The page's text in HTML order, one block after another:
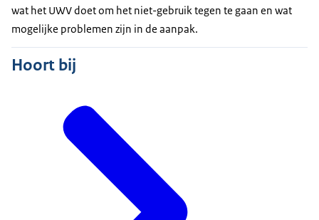
wat het UWV doet om het niet-gebruik tegen te gaan en wat
mogelijke problemen zijn in de aanpak.
Hoort bij